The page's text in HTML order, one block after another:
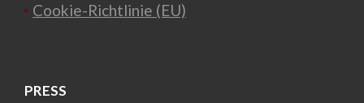
Cookie-Richtlinie (EU)
PRESS